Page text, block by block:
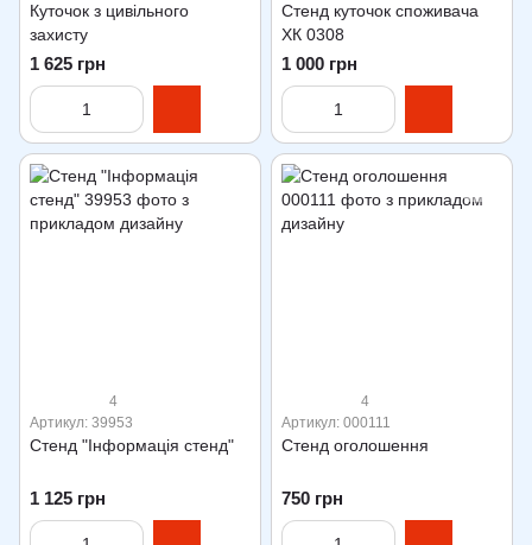
Куточок з цивільного
захисту
1 625 грн
Стенд куточок споживача
ХК 0308
1 000 грн
4
Артикул: 39953
Стенд "Інформація стенд"
1 125 грн
4
Артикул: 000111
Стенд оголошення
750 грн